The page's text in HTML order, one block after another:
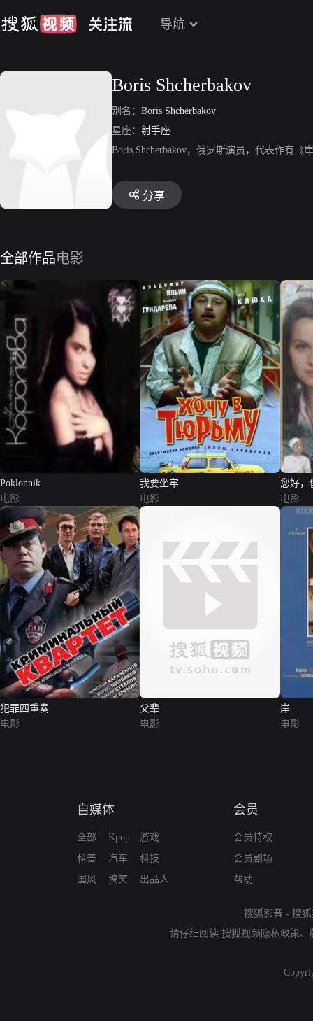
导航
Boris Shcherbakov
别名： Boris Shcherbakov
星座： 射手座
Boris Shcherbakov，俄罗斯演员，代表作有《
分享
全部作品电影
Poklonnik
电影
我要坐牢
电影
您好，
电影
犯罪四重奏
电影
父辈
电影
岸
电影
自媒体
全部
科普
国风
Kpop
汽车
搞笑
游戏
科技
出品人
会员
会员特权
会员剧场
帮助
搜狐影音 - 搜
请仔细阅读 搜狐视频隐私政策、